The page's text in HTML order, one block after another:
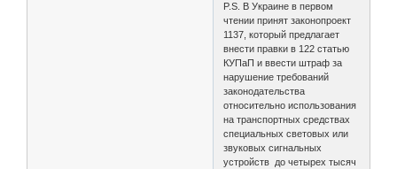
P.S. В Украине в первом
чтении принят законопроект
1137, который предлагает
внести правки в 122 статью
КУПаП и ввести штраф за
нарушение требований
законодательства
относительно использования
на транспортных средствах
специальных световых или
звуковых сигнальных
устройств до четырех тысяч